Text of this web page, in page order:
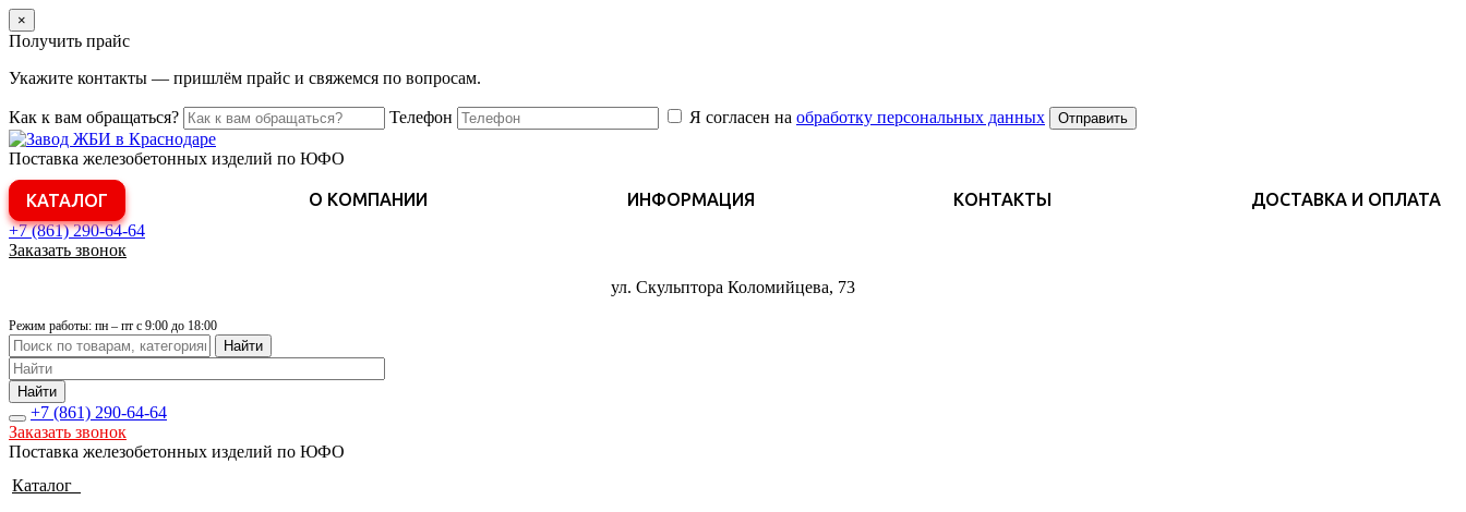
×
Получить прайс
Укажите контакты — пришлём прайс и свяжемся по вопросам.
Как к вам обращаться? Телефон Я согласен на обработку персональных данных Отправить
Поставка железобетонных изделий по ЮФО
КАТАЛОГ О КОМПАНИИ ИНФОРМАЦИЯ КОНТАКТЫ ДОСТАВКА И ОПЛАТА
+7 (861)290-64-64
Заказать звонок
ул. Скульптора Коломийцева, 73
Режим работы: пн – пт с 9:00 до 18:00
Найти
Найти
+7 (861) 290-64-64
Заказать звонок
Поставка железобетонных изделий по ЮФО
Каталог